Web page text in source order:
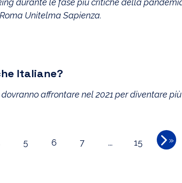
durante le fase più critiche della
Unitelma Sapienza.
Italiane?
affrontare nel 2021 per diventare
5 6 7 ... 15 »